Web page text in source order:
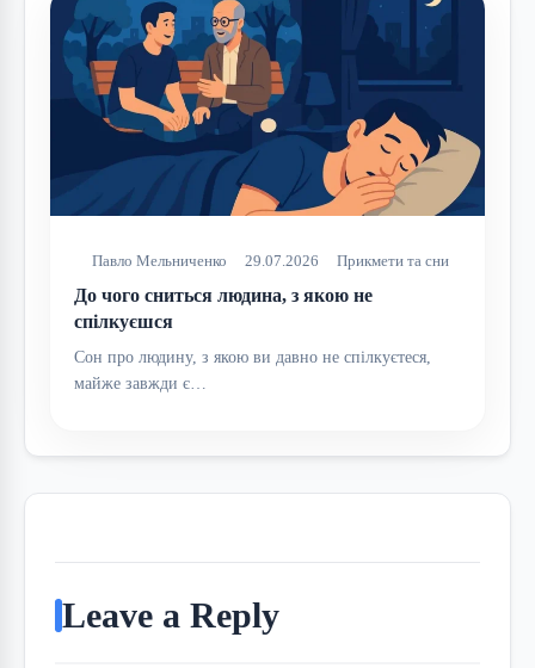
Павло Мельниченко 29.07.2026 Прикмети та сни
До чого сниться людина, з якою не
спілкуєшся
Сон про людину, з якою ви давно не спілкуєтеся,
майже завжди є…
Leave a Reply